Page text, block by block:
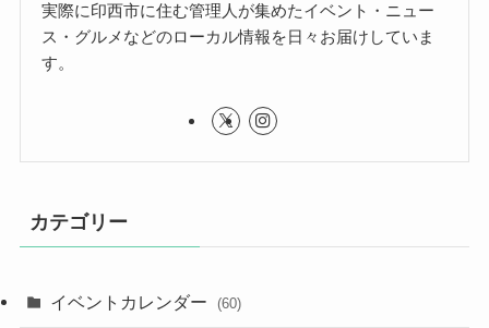
実際に印西市に住む管理人が集めたイベント・ニュー
ス・グルメなどのローカル情報を日々お届けしていま
す。
カテゴリー
イベントカレンダー (60)